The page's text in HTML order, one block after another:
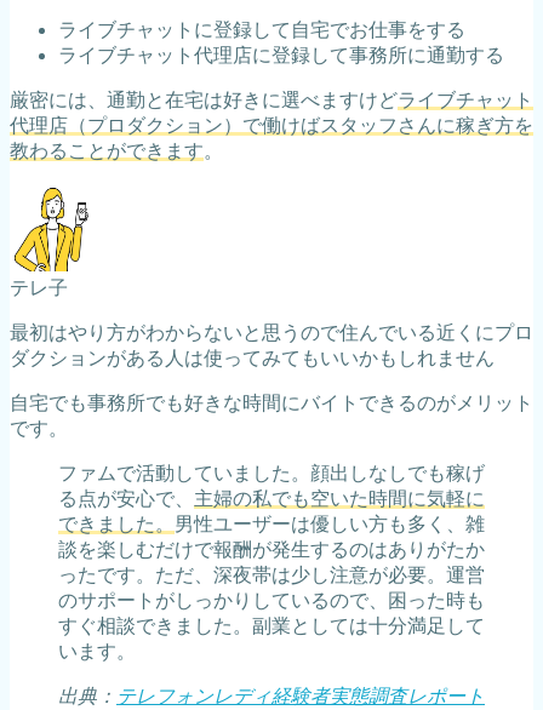
ライブチャットに登録して自宅でお仕事をする
ライブチャット代理店に登録して事務所に通勤する
厳密には、通勤と在宅は好きに選べますけどライブチャット
代理店（プロダクション）で働けばスタッフさんに稼ぎ方を
教わることができます。
テレ子
最初はやり方がわからないと思うので住んでいる近くにプロ
ダクションがある人は使ってみてもいいかもしれません
自宅でも事務所でも好きな時間にバイトできるのがメリット
です。
ファムで活動していました。顔出しなしでも稼げ
る点が安心で、 主婦の私でも空いた時間に気軽に
できました。 男性ユーザーは優しい方も多く、雑
談を楽しむだけで報酬が発生するのはありがたか
ったです。ただ、深夜帯は少し注意が必要。運営
のサポートがしっかりしているので、困った時も
すぐ相談できました。副業としては十分満足して
います。
出典： テレフォンレディ経験者実態調査レポート